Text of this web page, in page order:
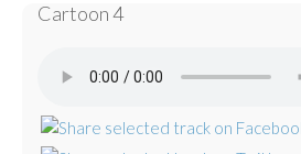
Cartoon 4